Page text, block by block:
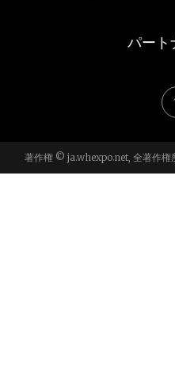
パート
著作権 © ja.whexpo.net, 全著作権